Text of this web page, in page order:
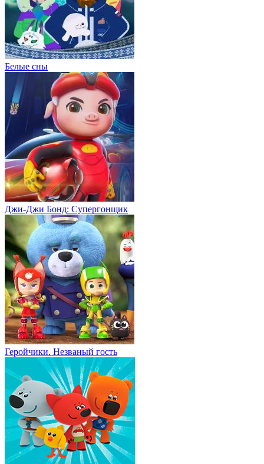
Белые сны
Джи-Джи Бонд: Супергонщик
Геройчики. Незваный гость